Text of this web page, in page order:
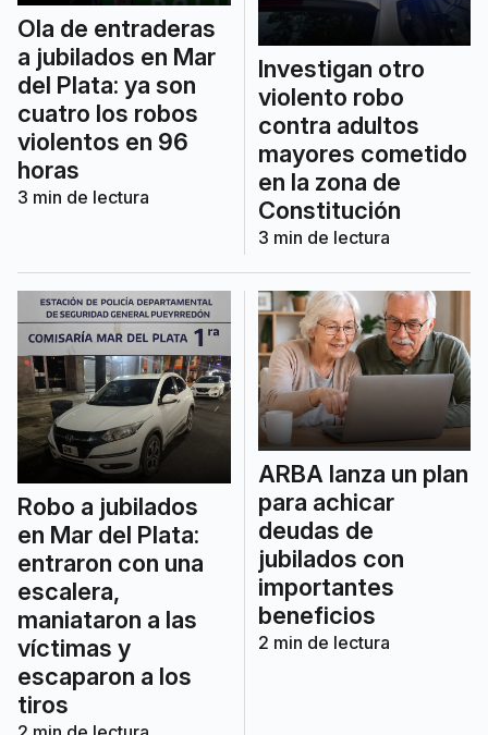
Ola de entraderas
a jubilados en Mar
del Plata: ya son
cuatro los robos
violentos en 96
horas
3 min de lectura
Investigan otro
violento robo
contra adultos
mayores cometido
en la zona de
Constitución
3 min de lectura
Robo a jubilados
en Mar del Plata:
entraron con una
escalera,
maniataron a las
víctimas y
escaparon a los
tiros
ARBA lanza un plan
para achicar
deudas de
jubilados con
importantes
beneficios
2 min de lectura